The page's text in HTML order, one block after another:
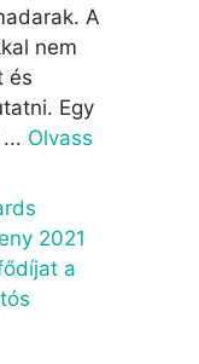
A
nem
és
Egy
Olvass
a